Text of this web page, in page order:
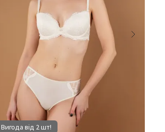
Вигода від 2 шт!